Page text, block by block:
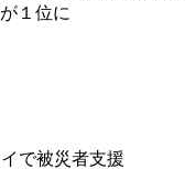
１位に
で被災者支援